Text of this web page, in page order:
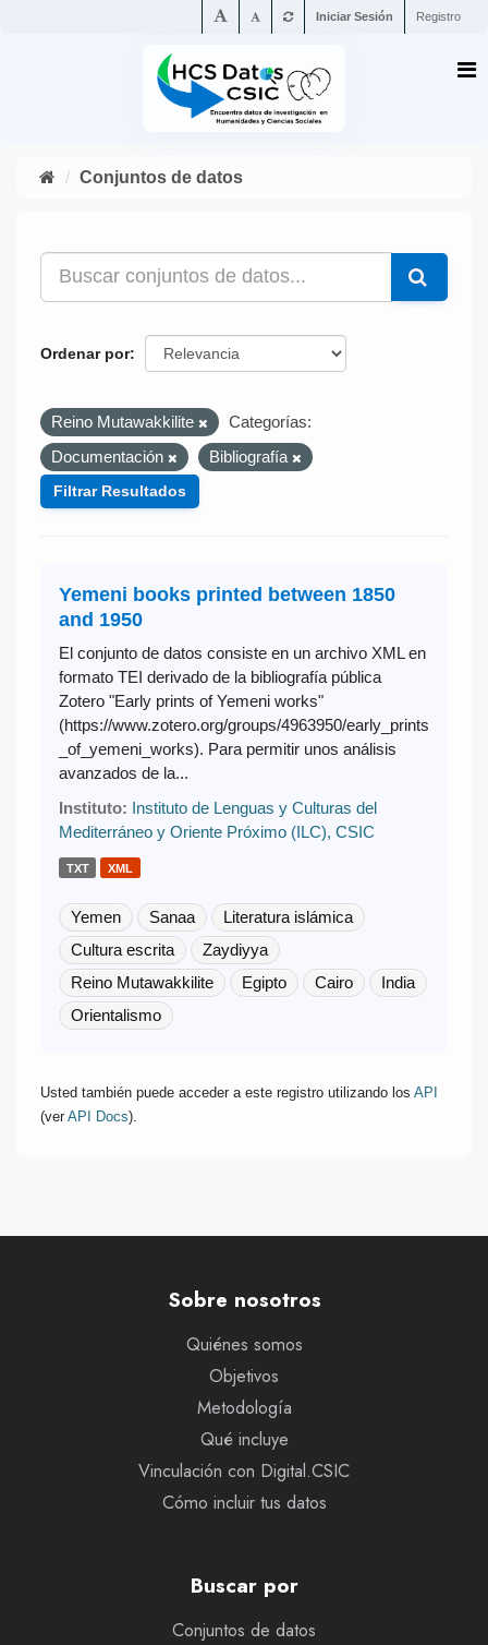
Iniciar Sesión Registro
Conjuntos de datos
Ordenar por
Reino Mutawakkilite
Categorías:
Documentación
Bibliografía
Filtrar Resultados
Yemeni books printed between 1850
and 1950
El conjunto de datos consiste en un archivo XML en
formato TEI derivado de la bibliografía pública
Zotero "Early prints of Yemeni works"
(https://www.zotero.org/groups/4963950/early_prints
_of_yemeni_works). Para permitir unos análisis
avanzados de la...
Instituto: Instituto de Lenguas y Culturas del
Mediterráneo y Oriente Próximo (ILC), CSIC
TXT XML
Yemen Sanaa
Literatura islámica
Cultura escrita
Zaydiyya
Reino Mutawakkilite
Egipto Cairo
India
Orientalismo
Usted también puede acceder a este registro utilizando los API
(ver API Docs).
Sobre nosotros
Quiénes somos
Objetivos
Metodología
Qué incluye
Vinculación con Digital.CSIC
Cómo incluir tus datos
Buscar por
Conjuntos de datos